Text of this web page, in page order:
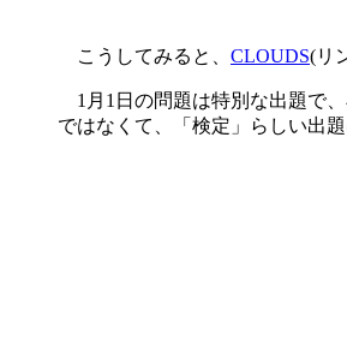
こうしてみると、 CLOUDS(リ
1月1日の問題は特別な出題で
ではなくて、「検定」らしい出